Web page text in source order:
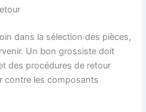
dans la sélection des pièces,
Un bon grossiste doit
des procédures de retour
contre les composants